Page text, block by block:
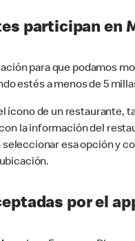
participan en
para que podamos
estés a menos de 5
ícono de un restaurante,
la información del
esa opción y
por el